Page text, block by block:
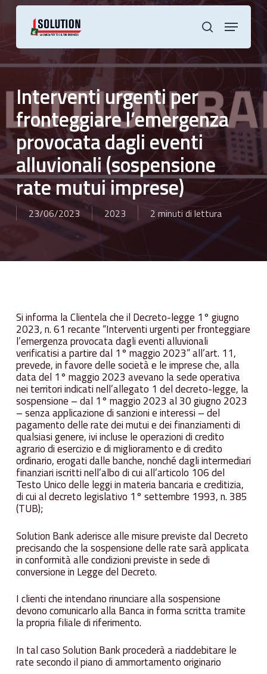
Skip
cerca
Menu
Interventi urgenti per
fronteggiare l’emergenza
provocata dagli eventi
alluvionali (sospensione
rate mutui imprese)
23/06/2023 2023 2 minuti di lettura
Si informa la Clientela che il Decreto-legge 1° giugno
2023, n. 61 recante “Interventi urgenti per fronteggiare
l’emergenza provocata dagli eventi alluvionali
verificatisi a partire dal 1° maggio 2023” all’art. 11,
prevede, in favore delle società e le imprese che, alla
data del 1° maggio 2023 avevano la sede operativa
nei territori indicati nell’allegato 1 del decreto-legge, la
sospensione – dal 1° maggio 2023 al 30 giugno 2023
– senza applicazione di sanzioni e interessi – del
pagamento delle rate dei mutui e dei finanziamenti di
qualsiasi genere, ivi incluse le operazioni di credito
agrario di esercizio e di miglioramento e di credito
ordinario, erogati dalle banche, nonché dagli intermediari
finanziari iscritti nell’albo di cui all’articolo 106 del
Testo Unico delle leggi in materia bancaria e creditizia,
di cui al decreto legislativo 1° settembre 1993, n. 385
(TUB);
Solution Bank aderisce alle misure previste dal Decreto
precisando che la sospensione delle rate sarà applicata
in conformità alle condizioni previste in sede di
conversione in Legge del Decreto.
I clienti che intendano rinunciare alla sospensione
devono comunicarlo alla Banca in forma scritta tramite
la propria filiale di riferimento.
In tal caso Solution Bank procederà a riaddebitare le
rate secondo il piano di ammortamento originario